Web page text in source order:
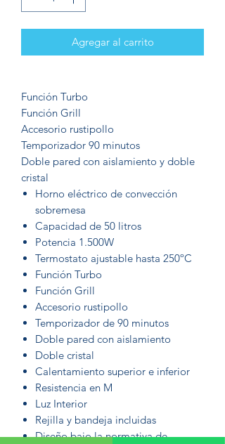
Agregar al carrito
Función Turbo
Función Grill
Accesorio rustipollo
Temporizador 90 minutos
Doble pared con aislamiento y doble
cristal
Horno eléctrico de convección
sobremesa
Capacidad de 50 litros
Potencia 1.500W
Termostato ajustable hasta 250ºC
Función Turbo
Función Grill
Accesorio rustipollo
Temporizador de 90 minutos
Doble pared con aislamiento
Doble cristal
Calentamiento superior e inferior
Resistencia en M
Luz Interior
Rejilla y bandeja incluidas
Diseño bajo la normativa de